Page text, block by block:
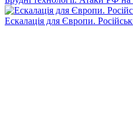
Ескалація для Європи.